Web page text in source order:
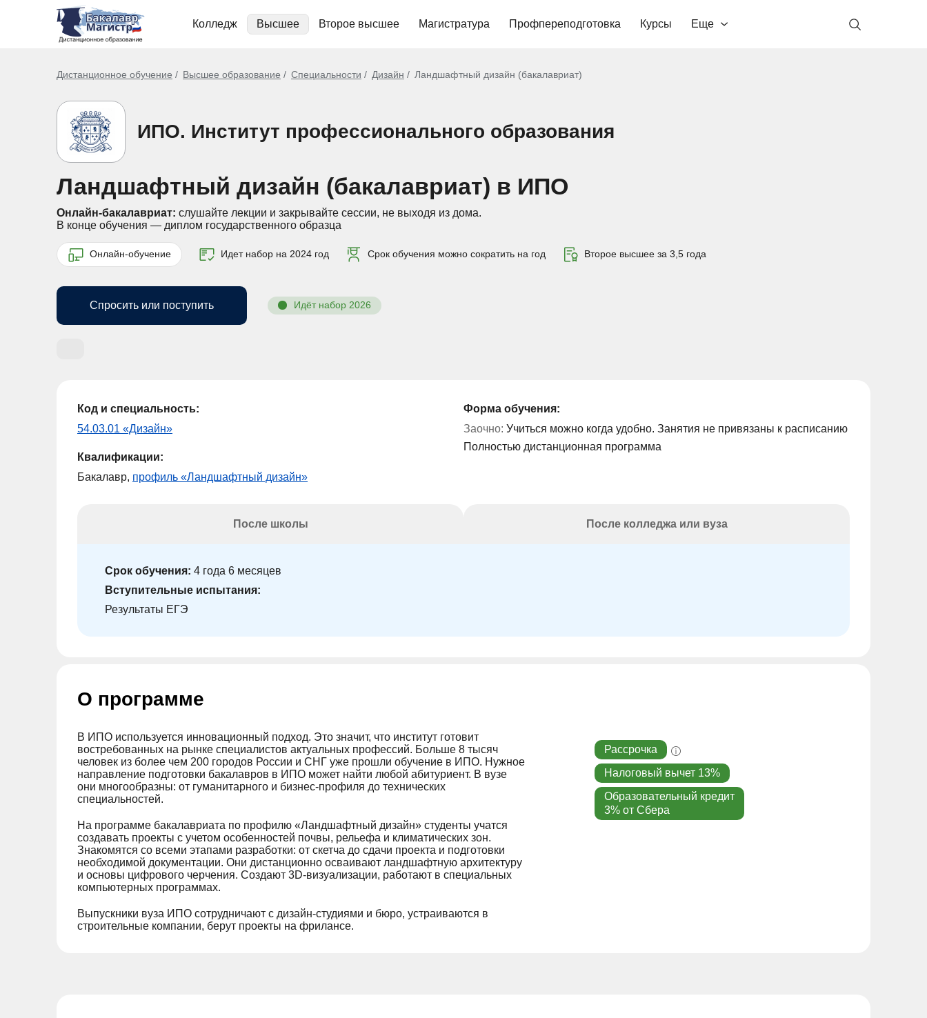
Колледж Высшее Второе высшее Магистратура Профпереподготовка Курсы Еще
Дистанционное обучение Высшее образование Специальности Дизайн Ландшафтный дизайн (бакалавриат)
ИПО. Институт профессионального образования
Ландшафтный дизайн (бакалавриат) в ИПО
Онлайн-бакалавриат: слушайте лекции и закрывайте сессии, не выходя из дома.
В конце обучения — диплом государственного образца
Онлайн-обучение Идет набор на 2024 год Срок обучения можно сократить на год Второе высшее за 3,5 года
Спросить или поступить Идёт набор 2026
Код и специальность:
54.03.01 «Дизайн»
Квалификации:
Бакалавр, профиль «Ландшафтный дизайн»
Форма обучения:
Заочно: Учиться можно когда удобно. Занятия не привязаны к расписанию
Полностью дистанционная программа
После школы После колледжа или вуза
Срок обучения: 4 года 6 месяцев
Вступительные испытания:
Результаты ЕГЭ
О программе
В ИПО используется инновационный подход. Это значит, что институт готовит
востребованных на рынке специалистов актуальных профессий. Больше 8 тысяч
человек из более чем 200 городов России и СНГ уже прошли обучение в ИПО. Нужное
направление подготовки бакалавров в ИПО может найти любой абитуриент. В вузе
они многообразны: от гуманитарного и бизнес-профиля до технических
специальностей.
На программе бакалавриата по профилю «Ландшафтный дизайн» студенты учатся
создавать проекты с учетом особенностей почвы, рельефа и климатических зон.
Знакомятся со всеми этапами разработки: от скетча до сдачи проекта и подготовки
необходимой документации. Они дистанционно осваивают ландшафтную архитектуру
и основы цифрового черчения. Создают 3D-визуализации, работают в специальных
компьютерных программах.
Выпускники вуза ИПО сотрудничают с дизайн-студиями и бюро, устраиваются в
строительные компании, берут проекты на фрилансе.
Рассрочка
Налоговый вычет 13%
Образовательный кредит
3% от Сбера